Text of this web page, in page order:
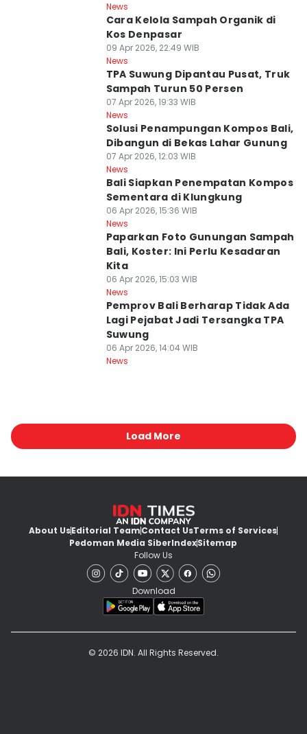
News
Cara Kelola Sampah Organik di
Kos Denpasar
09 Apr 2026, 22:49 WIB
News
TPA Suwung Dipantau Pusat, Truk
Sampah Turun 50 Persen
07 Apr 2026, 19:33 WIB
News
Solusi Penampungan Kompos Bali,
Dibangun di Bekas Lahar Gunung
07 Apr 2026, 12:03 WIB
News
Bali Siapkan Penempatan Kompos
Sementara di Klungkung
06 Apr 2026, 15:36 WIB
News
Paparkan Foto Gunungan Sampah
Bali, Koster: Ini Perlu Kesadaran
Kita
06 Apr 2026, 15:03 WIB
News
Pemprov Bali Berharap Tidak Ada
Lagi Pejabat Jadi Tersangka TPA
Suwung
06 Apr 2026, 14:04 WIB
News
Load More
About UsEditorial TeamContact UsTerms of Services
Pedoman Media SiberIndexSitemap
Follow Us
Download
© 2026 IDN. All Rights Reserved.